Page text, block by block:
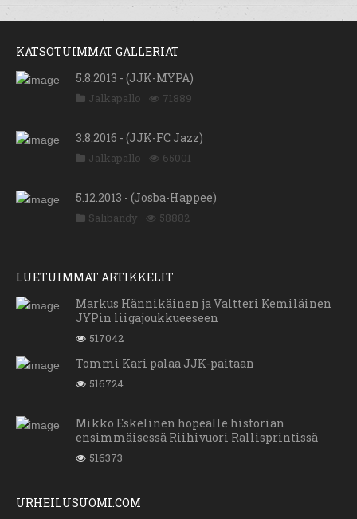
KATSOTUIMMAT GALLERIAT
5.8.2013 - (JJK-MYPA)
Jalkapallo 71889
3.8.2016 - (JJK-FC Jazz)
Jalkapallo 65001
5.12.2013 - (Josba-Happee)
Salibandy 58882
LUETUIMMAT ARTIKKELIT
Markus Hännikäinen ja Valtteri Kemiläinen
JYPin liigajoukkueeseen
517042
Tommi Kari palaa JJK-paitaan
516724
Mikko Eskelinen hopealle historian
ensimmäisessä Riihivuori Rallisprintissä
516373
URHEILUSUOMI.COM